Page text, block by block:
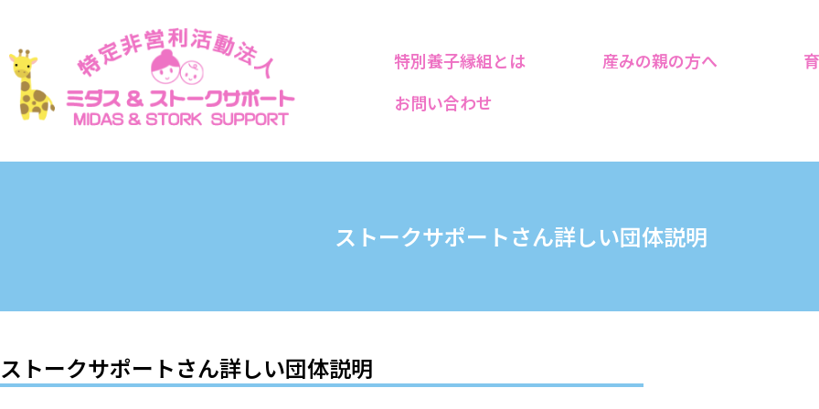
特別養子縁組とは 産みの親の方へ
お問い合わせ
ストークサポートさん詳しい団体説明
ストークサポートさん詳しい団体説明